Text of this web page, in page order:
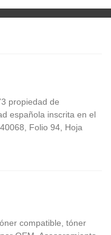
propiedad de
española inscrita en el
Folio 94, Hoja
compatible, tóner